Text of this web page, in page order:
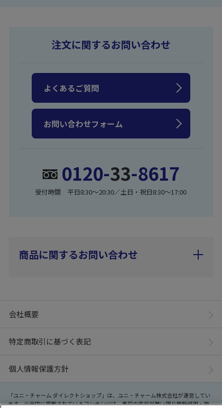
注文に関するお問い合わせ
0120-33-8617
受付時間 平日8:30〜20:30／土日・祝日8:30〜17:00
よくあるご質問
お問い合わせフォーム
商品に関するお問い合わせ
会社概要
特定商取引に基づく表記
個人情報保護方針
「ユニ・チャーム ダイレクトショップ」は、ユニ・チャーム株式会社が運営してい
ます。※当店に掲載されているコンテンツは、事前の許可が無い限り無断使用・複